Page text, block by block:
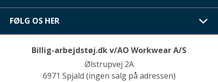
FØLG OS HER
Billig-arbejdstøj.dk v/AO Workwear A/S
Ølstrupvej 2A
6971 Spjald (ingen salg på adressen)